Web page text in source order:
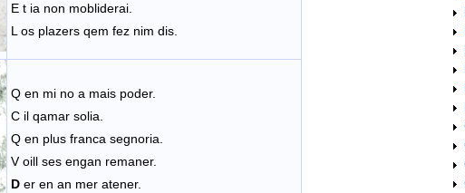
E t ia non mobliderai.
L os plazers qem fez nim dis.
Q en mi no a mais poder.
C il qamar solia.
Q en plus franca segnoria.
V oill ses engan remaner.
D er en an mer atener.